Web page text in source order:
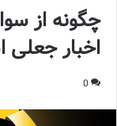
چگونه از
اخبار جعلی
0